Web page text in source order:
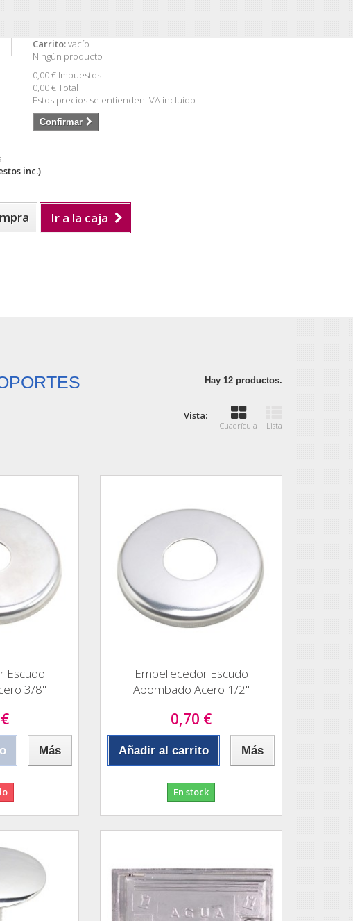
Carrito:vacío
Ningún producto
0,00 € Impuestos
0,00 €Total
Estos precios se entienden IVA incluído
Confirmar
inc.)
Ir a la caja
Hay 12 productos.
Vista:
Cuadrícula Lista
Escudo
3/8"
Más
Embellecedor Escudo
Abombado Acero 1/2"
0,70 €
Añadir al carrito Más
En stock